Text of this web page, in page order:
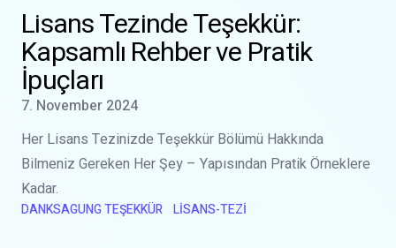
Lisans Tezinde Teşekkür:
Kapsamlı Rehber ve Pratik
İpuçları
Yayınlanma tarihi
7. November 2024
Her Lisans Tezinizde Teşekkür Bölümü Hakkında
Bilmeniz Gereken Her Şey – Yapısından Pratik Örneklere
Kadar.
DANKSAGUNG TEŞEKKÜR LISANS-TEZI